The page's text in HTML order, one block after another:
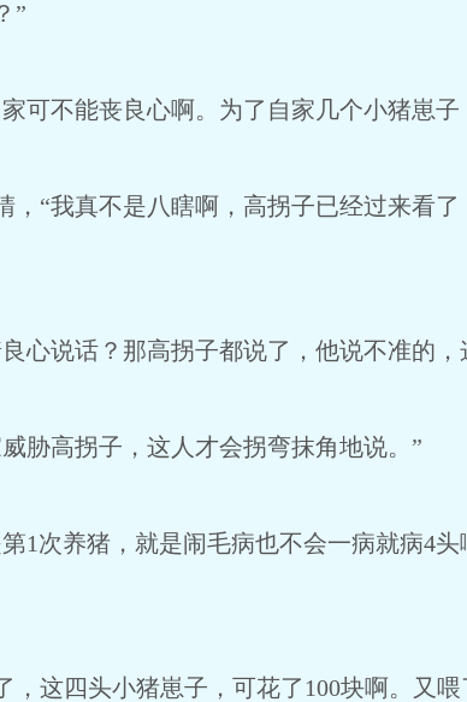
”
不能丧良心啊。为了自家几个小猪崽子
“我真不是八瞎啊，高拐子已经过来看了
说话？那高拐子都说了，他说不准的，
高拐子，这人才会拐弯抹角地说。”
次养猪，就是闹毛病也不会一病就病4头
这四头小猪崽子，可花了100块啊。又喂